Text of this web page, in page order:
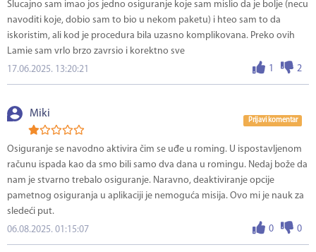
Slucajno sam imao jos jedno osiguranje koje sam mislio da je bolje (necu
navoditi koje, dobio sam to bio u nekom paketu) i hteo sam to da
iskoristim, ali kod je procedura bila uzasno komplikovana. Preko ovih
Lamie sam vrlo brzo zavrsio i korektno sve
1
2
17.06.2025. 13:20:21
Miki
Prijavi komentar
Osiguranje se navodno aktivira čim se uđe u roming. U ispostavljenom
računu ispada kao da smo bili samo dva dana u romingu. Nedaj bože da
nam je stvarno trebalo osiguranje. Naravno, deaktiviranje opcije
pametnog osiguranja u aplikaciji je nemoguća misija. Ovo mi je nauk za
sledeći put.
0
0
06.08.2025. 01:15:07